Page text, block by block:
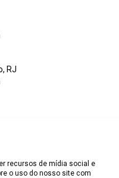
recursos de mídia social e
o uso do nosso site com
RJ